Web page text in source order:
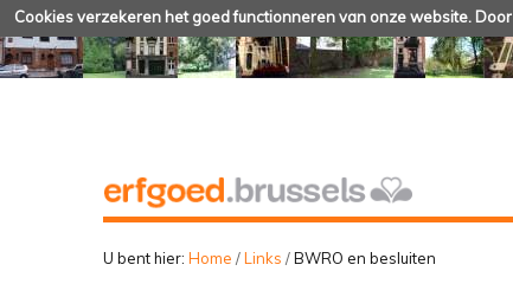
Cookies verzekeren het goed functionneren van onze website.
U bent hier: Home /Links /BWRO en besluiten